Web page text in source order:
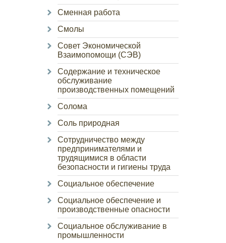
Сменная работа
Смолы
Совет Экономической
Взаимопомощи (СЭВ)
Содержание и техническое
обслуживание
производственных помещений
Солома
Соль природная
Сотрудничество между
предпринимателями и
трудящимися в области
безопасности и гигиены труда
Социальное обеспечение
Социальное обеспечение и
производственные опасности
Социальное обслуживание в
промышленности